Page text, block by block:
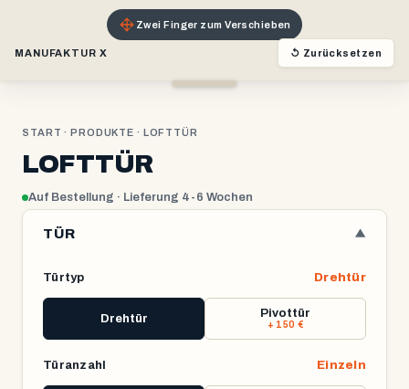
Zwei Finger zum Verschieben
MANUFAKTUR X ↺ Zurücksetzen
START ·PRODUKTE · LOFTTÜR
LOFTTÜR
Auf Bestellung · Lieferung 4-6 Wochen
TÜR ▼
Türtyp Drehtür
Drehtür Pivottür
+ 150 €
Türanzahl Einzeln